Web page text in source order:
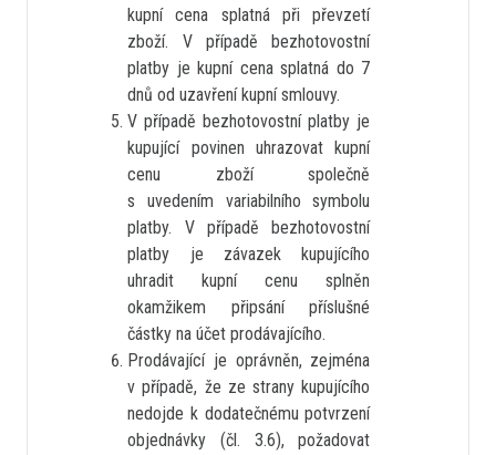
kupní cena splatná při převzetí
zboží. V případě bezhotovostní
platby je kupní cena splatná do 7
dnů od uzavření kupní smlouvy.
V případě bezhotovostní platby je
kupující povinen uhrazovat kupní
cenu zboží společně
s uvedením variabilního symbolu
platby. V případě bezhotovostní
platby je závazek kupujícího
uhradit kupní cenu splněn
okamžikem připsání příslušné
částky na účet prodávajícího.
Prodávající je oprávněn, zejména
v případě, že ze strany kupujícího
nedojde k dodatečnému potvrzení
objednávky (čl. 3.6), požadovat